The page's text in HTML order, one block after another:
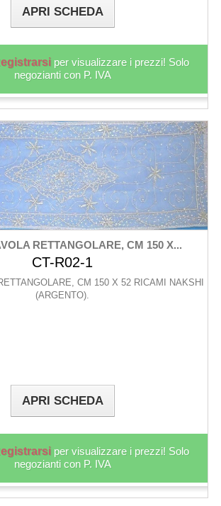
APRI SCHEDA
per visualizzare i prezzi! Solo
negozianti con P. IVA
RETTANGOLARE, CM 150 X...
CT-R02-1
CM 150 X 52 RICAMI NAKSHI
(ARGENTO).
APRI SCHEDA
per visualizzare i prezzi! Solo
negozianti con P. IVA